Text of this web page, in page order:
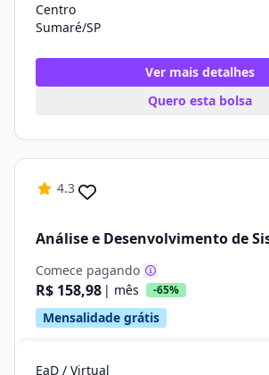
Centro
Sumaré/SP
Ver mais detalhes
Quero esta bolsa
4.3
Análise e Desenvolvimento de
Comece pagando
R$ 158,98 | mês -65%
Mensalidade grátis
EaD / Virtual